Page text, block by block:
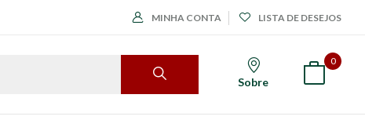
MINHA CONTA LISTA DE DESEJOS
Sobre
0